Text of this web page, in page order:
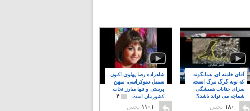
شاهزاده رضا پهلوی اکنون
سمبل دموکراسی، میهن
پرستی و تنها مبارز نجات
کشورمان است
۴
۱۱۰۱ پخش
آقای خامنه ای، همانگونه
که توبه گرگ مرگ است،
سزای جنایات همیشگی
شماچه می تواند باشد؟!
۸
۱۸۰ پخش